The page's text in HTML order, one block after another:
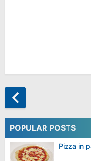
POPULAR POSTS
Pizza in